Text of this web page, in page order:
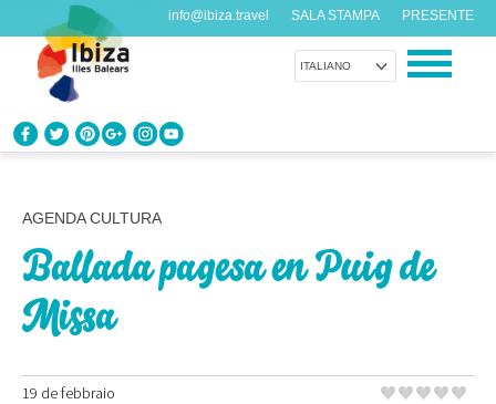
ITALIANO
info@ibiza.travel SALA STAMPA PRESENTE
GODITI IBIZA
Proposte per tutti i gusti
Ogni giorno qualcosa di nuovo
AGENDA CULTURA
Ballada pagesa en Puig de
Missa
19 de febbraio